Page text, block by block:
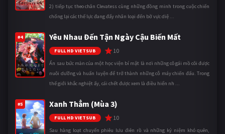
2) tiếp tục theo chân Clevatess cùng những đồng minh trong cuộc chiến
chống lại các thế lực đang đẩy nhân loại đến bờ vực diệ ...
#4 Yêu Nhau Đến Tận Ngày Cậu Biến Mất
FULL HD VIETSUB 10
Ẩn sau bức màn của một học viện bí mật là nơi những cô gái mồ côi được
nuôi dưỡng và huấn luyện để trở thành những cỗ máy chiến đấu. Trong
thế giới khắc nghiệt ấy, cái chết được xem là điều hiển nh ...
#5 Xanh Thẳm (Mùa 3)
FULL HD VIETSUB 10
Sau hàng loạt chuyến phiêu lưu điên rồ và những kỷ niệm khó quên,